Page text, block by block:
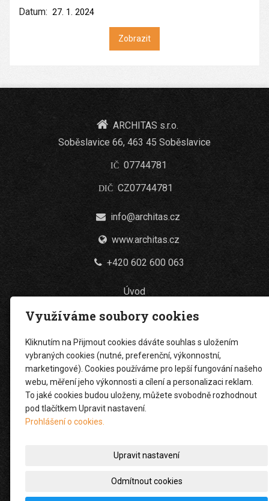
Datum: 27. 1. 2024
Zobrazit
ARCHITAS s.r.o.
Soběslavice 66, 463 45 Soběslavice
IČ 07744781
DIČ CZ07744781
info@architas.cz
www.architas.cz
+420 602 600 063
Úvod
Projekce a inženýring
Stavební činnost
Zemní práce
Nákladní doprava
Reference
Kontakt
Využíváme soubory cookies
Kliknutím na Přijmout cookies dáváte souhlas s uložením
vybraných cookies (nutné, preferenční, výkonnostní,
marketingové). Cookies používáme pro lepší fungování našeho
webu, měření jeho výkonnosti a cílení a personalizaci reklam.
To jaké cookies budou uloženy, můžete svobodně rozhodnout
pod tlačítkem Upravit nastavení.
Prohlášení o cookies.
Upravit nastavení
Odmítnout cookies